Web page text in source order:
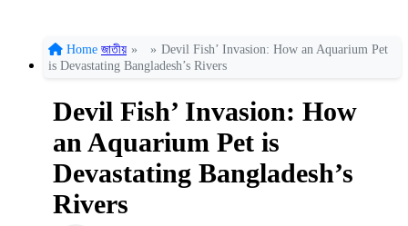
Home জাতীয় » » Devil Fish’ Invasion: How an Aquarium Pet
is Devastating Bangladesh’s Rivers
Devil Fish’ Invasion: How
an Aquarium Pet is
Devastating Bangladesh’s
Rivers